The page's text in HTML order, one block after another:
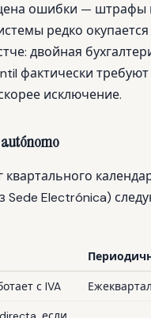
ошибки — штрафы
редко окупается
двойная
фактически требуют
исключение.
Sede Electrónica)
с IVA